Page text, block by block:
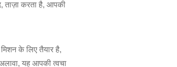
ताज़ा करता है, आपकी
के लिए तैयार है,
यह आपकी त्वचा